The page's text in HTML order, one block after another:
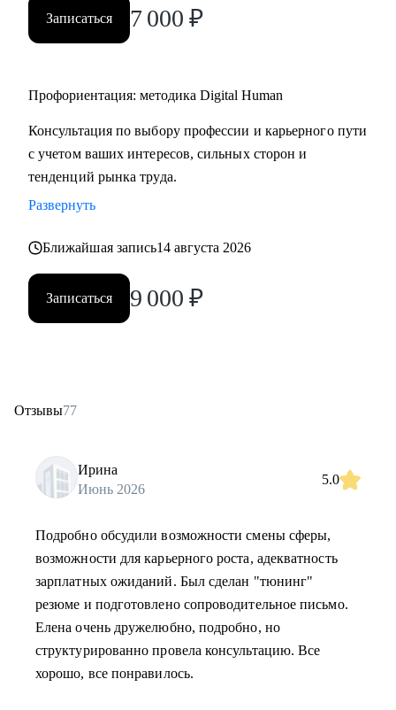
• Операционному и Торговому персоналу: Продавцы-
консультанты, Кассиры, Складские работники,
• Начинающим специалистам (Ассистенты, Младшие
Постоянно повышаю квалификацию через тренинги по
актуальным HR-технологиям и профориентации
кейсами и аналитикой в сфере карьерного развития
Моя миссия — привести вас туда, где ваша деятельность
приносит не только финансовый результат, но и личное
Записаться 7 000 ₽
Профориентация: методика Digital Human
Консультация по выбору профессии и карьерного пути
с учетом ваших интересов, сильных сторон и
тенденций рынка труда.
Развернуть
Ближайшая запись14 августа 2026
Записаться 9 000 ₽
Отзывы77
Ирина
Июнь 2026
5.0
Подробно обсудили возможности смены сферы,
возможности для карьерного роста, адекватность
зарплатных ожиданий. Был сделан "тюнинг"
резюме и подготовлено сопроводительное письмо.
Елена очень дружелюбно, подробно, но
структурированно провела консультацию. Все
хорошо, все понравилось.